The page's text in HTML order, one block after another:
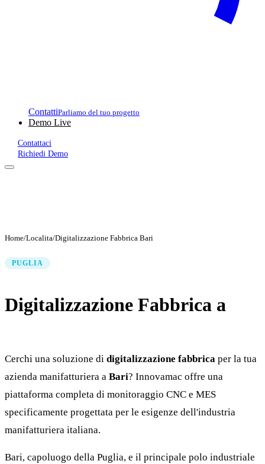
ContattiParliamo del tuo progetto
Demo Live
Contattaci
Richiedi Demo
Home/Localita/Digitalizzazione Fabbrica Bari
PUGLIA
Digitalizzazione Fabbrica a
Cerchi una soluzione di digitalizzazione fabbrica per la tua
azienda manifatturiera a Bari? Innovamac offre una
piattaforma completa di monitoraggio CNC e MES
specificamente progettata per le esigenze dell'industria
manifatturiera italiana.
Bari, capoluogo della Puglia, e il principale polo industriale